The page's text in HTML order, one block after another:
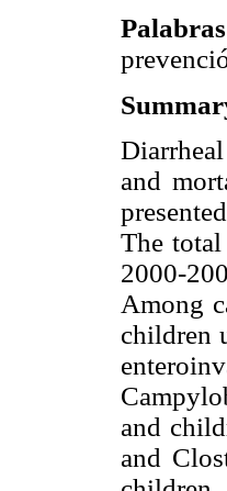
and
The
2000-
Among
children
and
and